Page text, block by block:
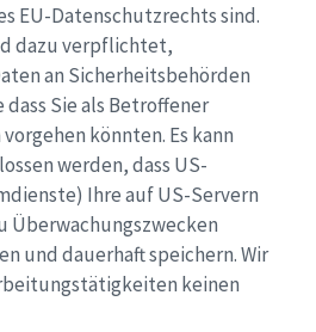
EU-Datenschutzrechts sind.
dazu verpflichtet,
an Sicherheitsbehörden
Sie als Betroffener
könnten. Es kann
werden, dass US-
Ihre auf US-Servern
Überwachungszwecken
und dauerhaft speichern. Wir
keinen